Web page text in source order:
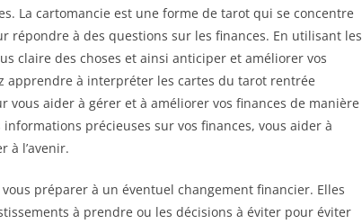
La cartomancie est une forme de tarot qui se concentre
répondre à des questions sur les finances. En utilisant les
claire des choses et ainsi anticiper et améliorer vos
apprendre à interpréter les cartes du tarot rentrée
vous aider à gérer et à améliorer vos finances de manière
précieuses sur vos finances, vous aider à
à l’avenir.
préparer à un éventuel changement financier. Elles
à prendre ou les décisions à éviter pour éviter